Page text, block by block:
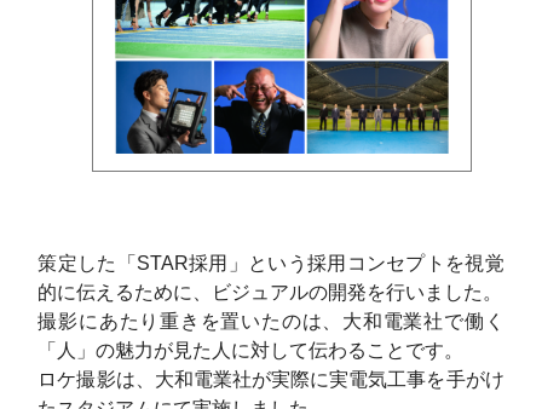
策定した 「STAR採用」という採用コンセプトを視覚
的に伝えるために、ビジュアルの開発を行いました。
撮影にあたり重きを置いたのは、大和電業社で働く
「人」の魅力が見た人に対して伝わることです。
ロケ撮影は、大和電業社が実際に実電気工事を手がけ